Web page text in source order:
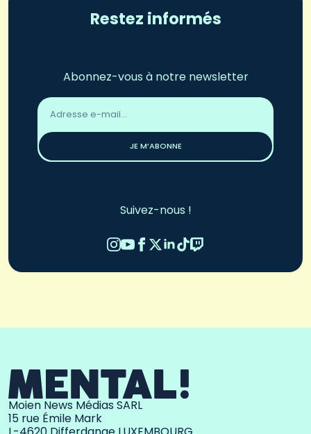
Restez informés
Abonnez-vous à notre newsletter
Adresse
email
JE M’ABONNE
Suivez-nous !
Moien News Médias SARL
15 rue Émile Mark